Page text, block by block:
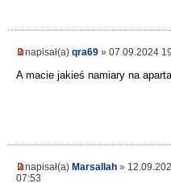
napisał(a) qra69 » 07.09.2024
A macie jakieś namiary na
napisał(a) Marsallah »
07:53